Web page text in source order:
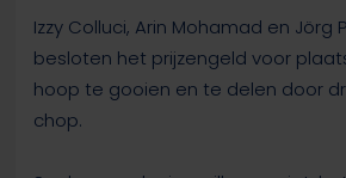
Izzy Colluci, Arin Mohamad en Jörg
besloten het prijzengeld voor
hoop te gooien en te delen door
chop.